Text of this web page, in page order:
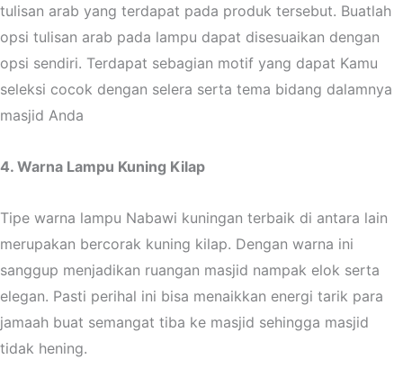
tulisan arab yang terdapat pada produk tersebut. Buatlah
opsi tulisan arab pada lampu dapat disesuaikan dengan
opsi sendiri. Terdapat sebagian motif yang dapat Kamu
seleksi cocok dengan selera serta tema bidang dalamnya
masjid Anda
4. Warna Lampu Kuning Kilap
Tipe warna lampu Nabawi kuningan terbaik di antara lain
merupakan bercorak kuning kilap. Dengan warna ini
sanggup menjadikan ruangan masjid nampak elok serta
elegan. Pasti perihal ini bisa menaikkan energi tarik para
jamaah buat semangat tiba ke masjid sehingga masjid
tidak hening.